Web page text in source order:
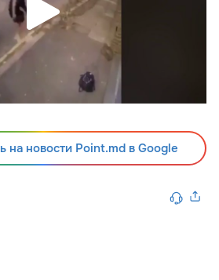
на новости Point.md в Google